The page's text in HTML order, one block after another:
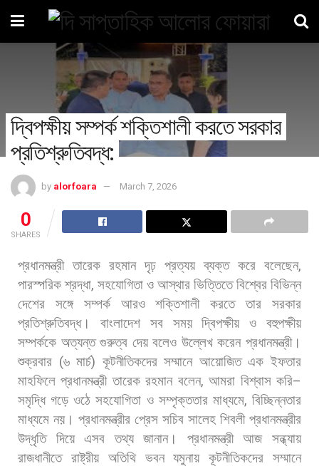
দ্বিপক্ষীয় সম্পর্ক শক্তিশালী করতে সরকার
প্রতিশ্রুতিবদ্ধ:
by alorfoara March 7, 2026
0
SHARES
প্রধানমন্ত্রী তারেক রহমান দৃঢ় প্রত্যয় ব্যক্ত করে বলেছেন,
পারস্পরিক শ্রদ্ধা, সহযোগিতা ও আস্থার ভিত্তিতে বিশ্বের বিভিন্ন
দেশের
সঙ্গে সম্পর্ক আরও শক্তিশালী করতে তার
সরকার
প্রতিশ্রুতিবদ্ধ।
বাংলাদেশ সব সময় দ্বিপক্ষীয় ও
বহুপক্ষীয়
সম্পর্ককে অত্যন্ত গুরুত্ব দেয় বলেও উল্লেখ করেন প্রধানমন্ত্রী।
শুক্রবার (৬ মার্চ) কূটনীতিকদের সম্মানে আয়োজিত এক ইফতার
মাহফিলে প্রধানমন্ত্রী তারেক রহমান বলেন,আমরা বিশ্বাস করি–
সমৃদ্ধি গড়ে ওঠে সহযোগিতা ও সম্পৃক্ততার মাধ্যমে,বিচ্ছিন্নতার
মাধ্যমে নয়। প্রধানমন্ত্রীর প্রেস সচিব সালেহ শিবলী প্রধানমন্ত্রীর
উদ্ধৃতি
দিয়ে এসব তথ্য জানান। প্রধানমন্ত্রী আজ
সন্ধ্যায়
রাজধানীতে
রাষ্ট্রীয় অতিথি ভবন যমুনায় কূটনীতিকদের
সম্মানে